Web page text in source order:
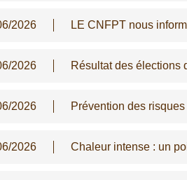
2026 LE CNFPT nous
2026 Résultat des élections
2026 Prévention des
2026 Chaleur intense : un